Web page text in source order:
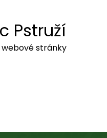
Pstruží
stránky